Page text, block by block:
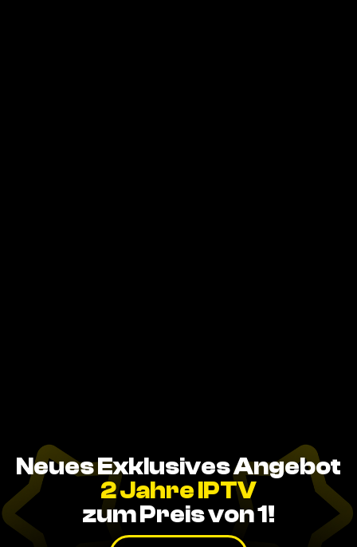
Neues Exklusives Angebot
2 Jahre IPTV
zum Preis von 1!